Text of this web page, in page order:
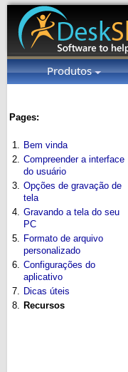
Produtos
Pages:
1. Bem vinda
2. Compreender a interface
do usuário
3. Opções de gravação de
tela
4. Gravando a tela do seu
PC
5. Formato de arquivo
personalizado
6. Configurações do
aplicativo
7. Dicas úteis
8. Recursos